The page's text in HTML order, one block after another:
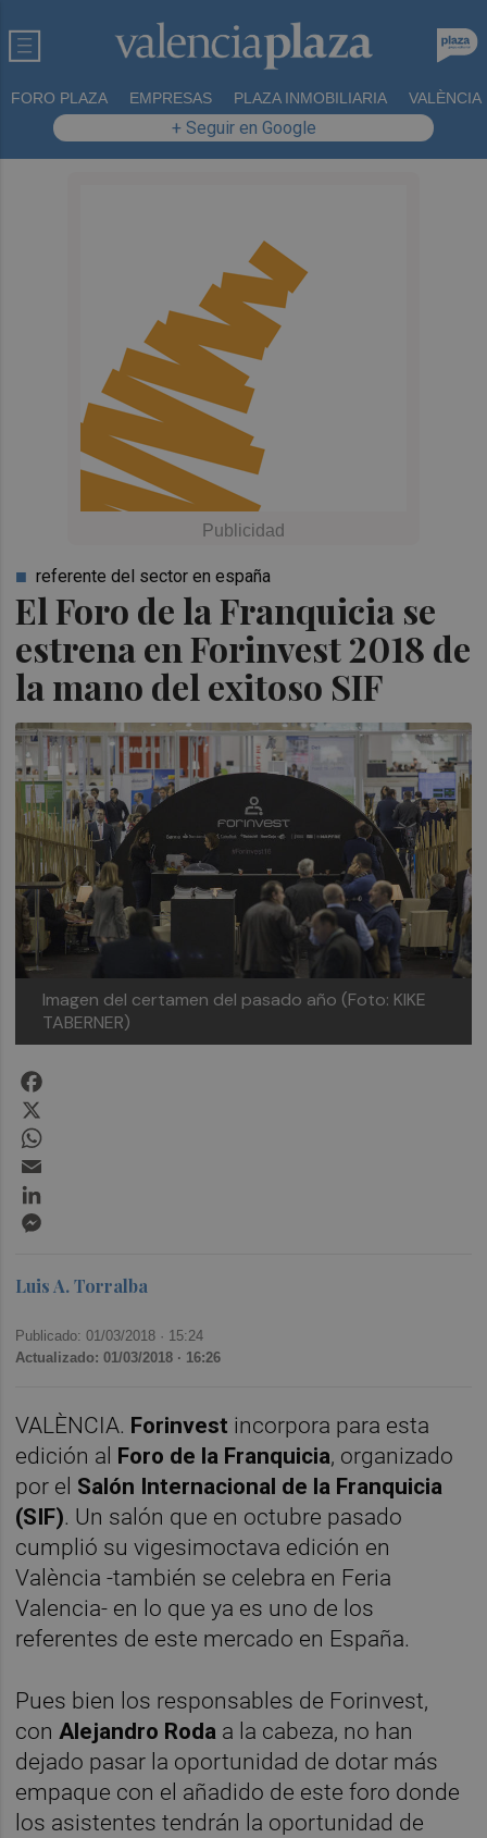
FORO PLAZA EMPRESAS PLAZA INMOBILIARIA VALÈNCIA
+ Seguir en Google
El Foro de la Franquicia se
estrena en Forinvest 2018 de
la mano del exitoso SIF
referente del sector en españa
Imagen del certamen del pasado año (Foto: KIKE
TABERNER)
Luis A. Torralba
Publicado: 01/03/2018 · 15:24
Actualizado: 01/03/2018 · 16:26
VALÈNCIA. Forinvest incorpora para esta
edición al Foro de la Franquicia, organizado
por el Salón Internacional de la Franquicia
(SIF). Un salón que en octubre pasado
cumplió su vigesimoctava edición en
València -también se celebra en Feria
Valencia- en lo que ya es uno de los
referentes de este mercado en España.
Pues bien los responsables de Forinvest,
con Alejandro Roda a la cabeza, no han
dejado pasar la oportunidad de dotar más
empaque con el añadido de este foro donde
los asistentes tendrán la oportunidad de